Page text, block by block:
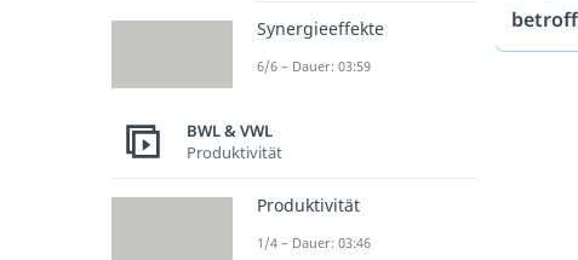
Synergieeffekte
6/6 – Dauer: 03:59
BWL & VWL
Produktivität
Produktivität
1/4 – Dauer: 03:46